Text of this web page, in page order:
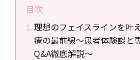
目次
理想のフェイスラインを叶
療の最前線〜患者体験談と
Q&A徹底解説〜